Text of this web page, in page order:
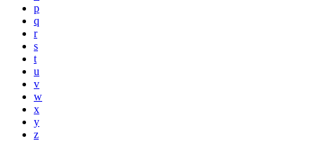
p
q
r
s
t
u
v
w
x
y
z